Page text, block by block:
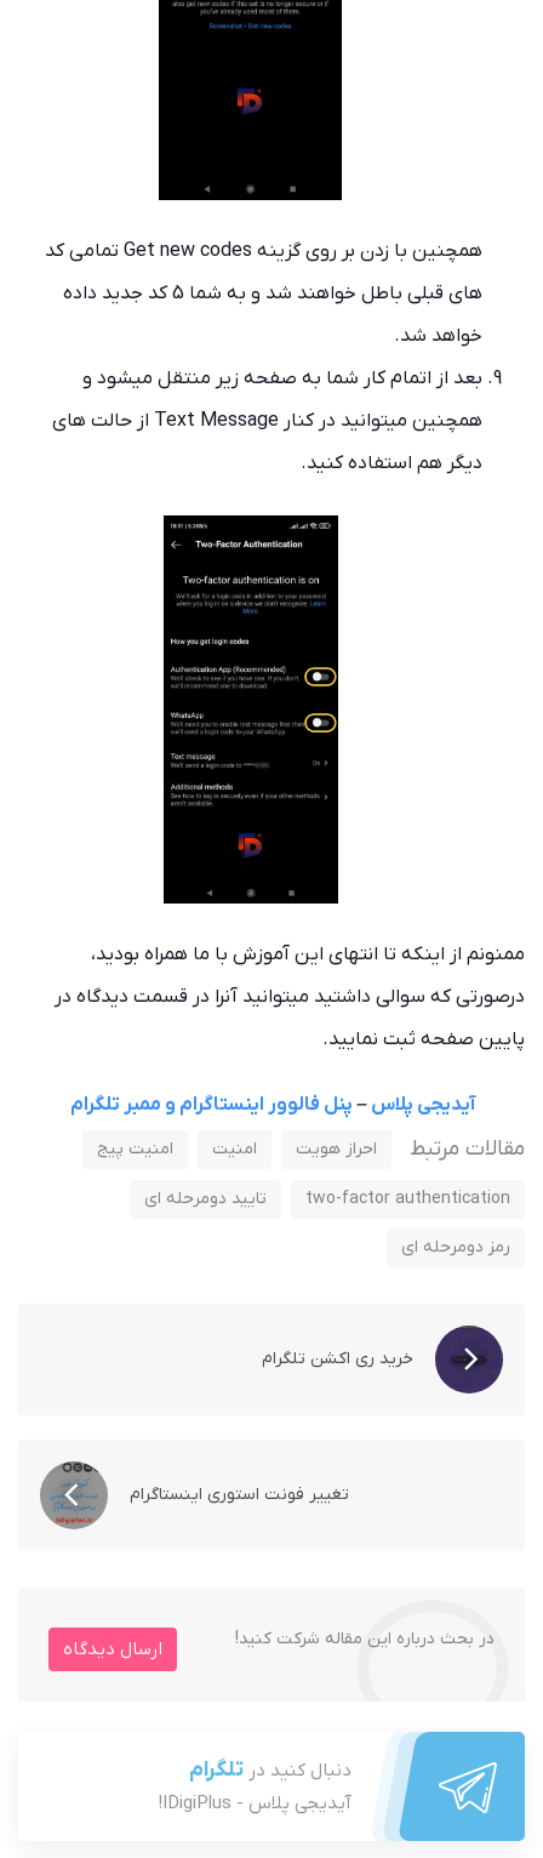
همچنین با زدن بر روی گزینه Get new codes تمامی کد
های قبلی باطل خواهند شد و به شما 5 کد جدید داده
خواهد شد.
بعد از اتمام کار شما به صفحه زیر منتقل میشود و
همچنین میتوانید در کنار Text Message از حالت های
دیگر هم استفاده کنید.
ممنونم از اینکه تا انتهای این آموزش با ما همراه بودید،
درصورتی که سوالی داشتید میتوانید آنرا در قسمت دیدگاه در
پایین صفحه ثبت نمایید.
آیدیجی پلاس – پنل فالوور اینستاگرام و ممبر تلگرام
مقالات مرتبط احراز هویت امنیت امنیت پیج
two-factor authentication تایید دومرحله ای
رمز دومرحله ای
خرید ری اکشن تلگرام
تغییر فونت استوری اینستاگرام
در بحث درباره این مقاله شرکت کنید! ارسال دیدگاه
دنبال کنید در تلگرام
آیدیجی پلاس - IDigiPlus!